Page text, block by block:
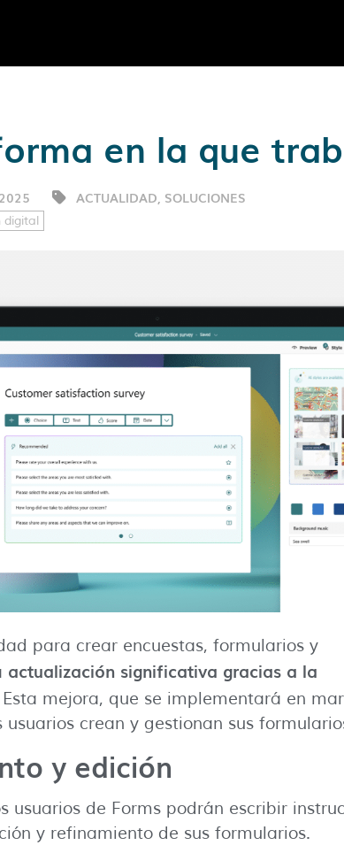
en la que
ACTUALIDAD, SOLUCIONES
digital
para crear encuestas, formularios y
actualización significativa gracias a la
Esta mejora, que se implementará en
crean y gestionan sus
y edición
usuarios de Forms podrán escribir
y refinamiento de sus formularios.